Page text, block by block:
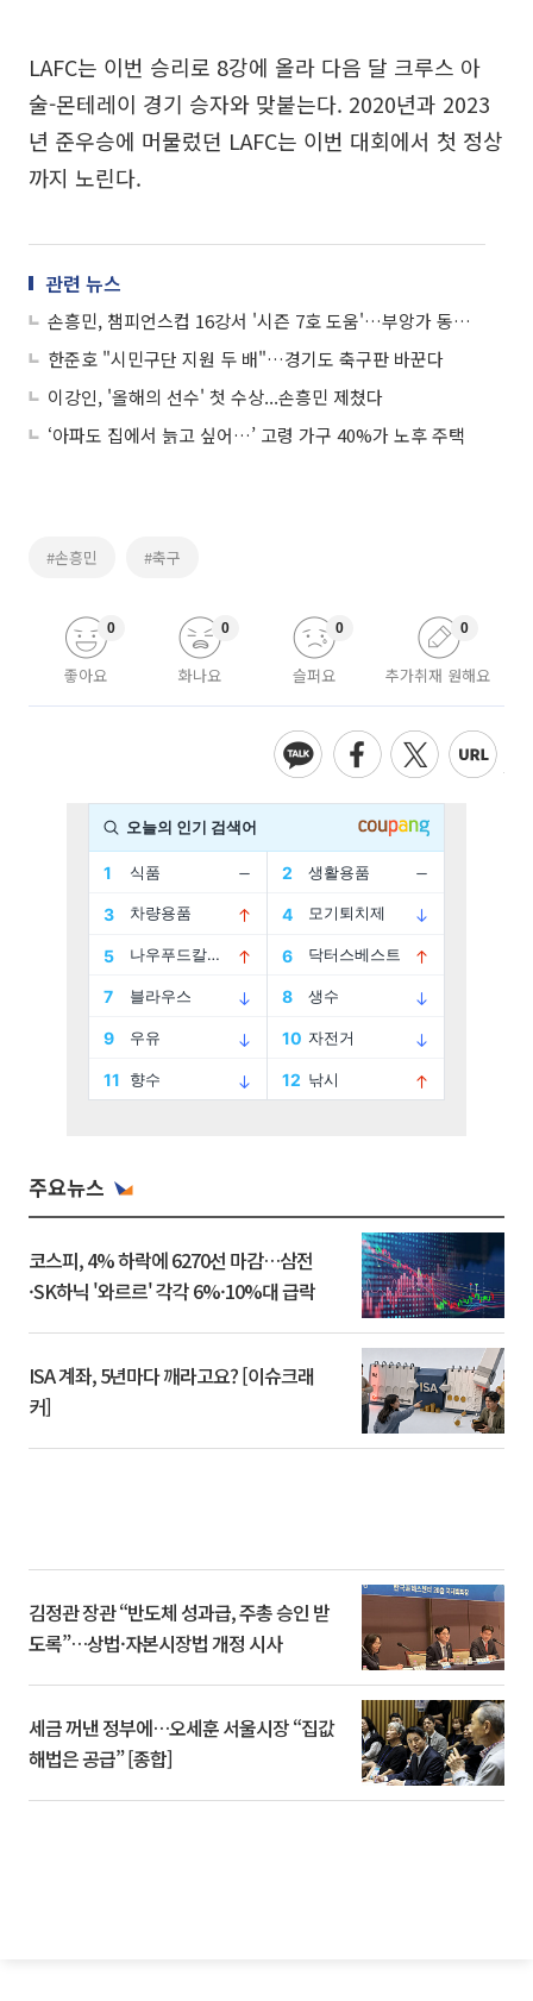
LAFC는 이번 승리로 8강에 올라 다음 달 크루스 아
술-몬테레이 경기 승자와 맞붙는다. 2020년과 2023
년 준우승에 머물렀던 LAFC는 이번 대회에서 첫 정상
까지 노린다.
관련 뉴스
손흥민, 챔피언스컵 16강서 '시즌 7호 도움'…부앙가 동점골 어시스트
한준호 "시민구단 지원 두 배"…경기도 축구판 바꾼다
이강인, '올해의 선수' 첫 수상...손흥민 제쳤다
‘아파도 집에서 늙고 싶어…’ 고령 가구 40%가 노후 주택
#손흥민 #축구
좋아요
0
화나요
0
슬퍼요
0
추가취재 원해요
0
주요뉴스
코스피, 4% 하락에 6270선 마감…삼전
·SK하닉 '와르르' 각각 6%·10%대 급락
ISA 계좌, 5년마다 깨라고요? [이슈크래
커]
김정관 장관 “반도체 성과급, 주총 승인 받
도록”…상법·자본시장법 개정 시사
세금 꺼낸 정부에…오세훈 서울시장 “집값
해법은 공급” [종합]